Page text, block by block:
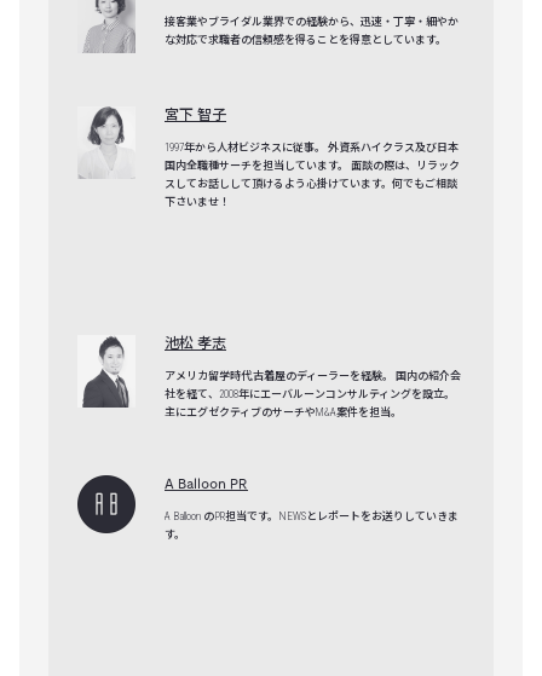
接客業やブライダル業界での経験から、迅速・丁寧・細やか
な対応で求職者の信頼感を得ることを得意としています。
宮下 智子
1997年から人材ビジネスに従事。 外資系ハイクラス及び日本
国内全職種サーチを担当しています。 面談の際は、リラック
スしてお話しして頂けるよう心掛けています。何でもご相談
下さいませ！
池松 孝志
アメリカ留学時代,古着屋のディーラーを経験。 国内の紹介会
社を経て、2008年にエーバルーンコンサルティングを設立。
主にエグゼクティブのサーチやM&A案件を担当。
A Balloon PR
A Balloon のPR担当です。NEWSとレポートをお送りしていきま
す。